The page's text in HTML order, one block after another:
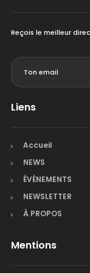
Reçois le meilleur
Liens
Accueil
NEWS
ÉVÉNEMENTS
NEWSLETTER
À PROPOS
Mentions